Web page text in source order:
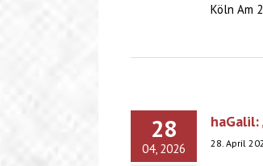
Köln Am
28
04, 2026 28. April